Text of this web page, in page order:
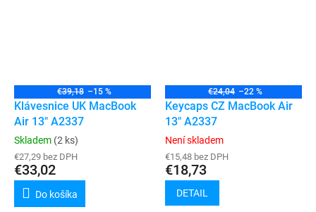
€39,18 –15 %
Klávesnice UK MacBook
Air 13" A2337
Skladem (2 ks)
€27,29 bez DPH
€33,02
Do košíka
€24,04 –22 %
Keycaps CZ MacBook Air
13" A2337
Není skladem
€15,48 bez DPH
€18,73
DETAIL